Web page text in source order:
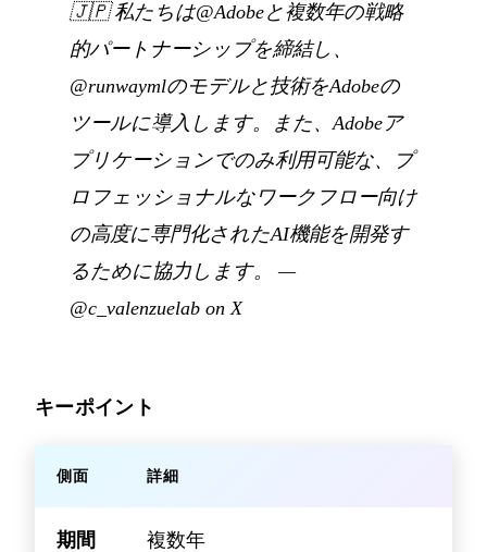
🇯🇵私たちは@Adobeと複数年の戦略
的パートナーシップを締結し、
@runwaymlのモデルと技術をAdobeの
ツールに導入します。また、Adobeア
プリケーションでのみ利用可能な、プ
ロフェッショナルなワークフロー向け
の高度に専門化されたAI機能を開発す
るために協力します。
—
@c_valenzuelab on X
キーポイント
側面 詳細
期間 複数年